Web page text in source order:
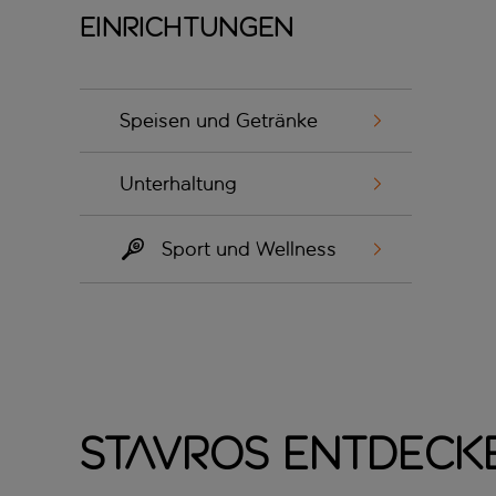
Einrichtungen
Speisen und Getränke
Unterhaltung
Sport und Wellness
Stavros